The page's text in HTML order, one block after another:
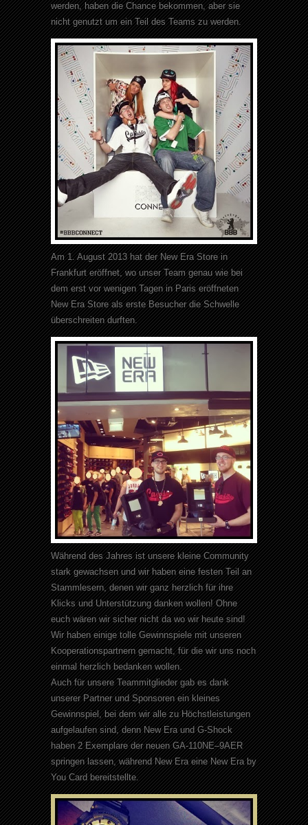
werden, haben die Chance bekommen, aber sie
nicht genutzt um ein Teil des Teams zu werden.
Am 1. August 2013 hat der New Era Store in
Frankfurt eröffnet, wo unser Team genau wie bei
dem erst vor wenigen Tagen in Paris eröffneten
New Era Store als erste Besucher die Schwelle
überschreiten durften.
Während des Jahres ist unsere kleine Community
stark gewachsen und wir haben eine festen Teil an
Stammlesern, denen wir ganz herzlich für ihre
Klicks und Unterstützung danken wollen! Ohne
euch wären wir sicher nicht da wo wir heute sind!
Wir haben einige tolle Gewinnspiele mit unseren
Kooperationspartnern gemacht, für die wir uns noch
einmal herzlich bedanken wollen.
Auch für unsere Teammitglieder gab es dank
unserer Partner und Sponsoren ein kleines
Gewinnspiel, bei dem wir alle zu Höchstleistungen
aufgelaufen sind, denn New Era und G-Shock
haben 2 Exemplare der neuenGA-110NE–9AER
springen lassen, während New Era eine New Era by
You Card bereitstellte.